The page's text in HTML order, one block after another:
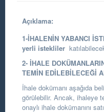
Açıklama:
1-İHALENİN YABANCI
yerli istekliler
2- İHALE
TEMİN EDİLEBİLECEĞİ
İhale dokümanı aşağıda
görülebilir. Ancak, ihaleye
onaylı ihale dokümanını